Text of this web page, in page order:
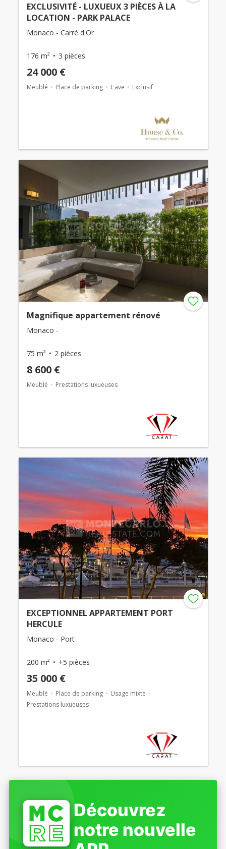
EXCLUSIVITÉ - LUXUEUX 3 PIÈCES À LA
LOCATION - PARK PALACE
Monaco - Carré d'Or
176 m² 3 pièces
24 000 €
Meublé Place de parking Cave Exclusif
Magnifique appartement rénové
Monaco -
75 m² 2 pièces
8 600 €
Meublé Prestations luxueuses
EXCEPTIONNEL APPARTEMENT PORT
HERCULE
Monaco - Port
200 m² +5 pièces
35 000 €
Meublé Place de parking
Usage mixte
Prestations luxueuses
Découvrez
notre nouvelle